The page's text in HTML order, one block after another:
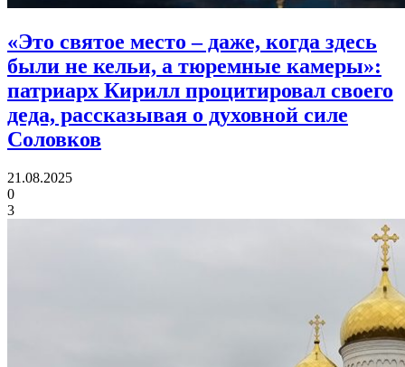
«Это святое место – даже, когда здесь
были не кельи, а тюремные камеры»:
патриарх Кирилл процитировал своего
деда, рассказывая о духовной силе
Соловков
21.08.2025
0
3